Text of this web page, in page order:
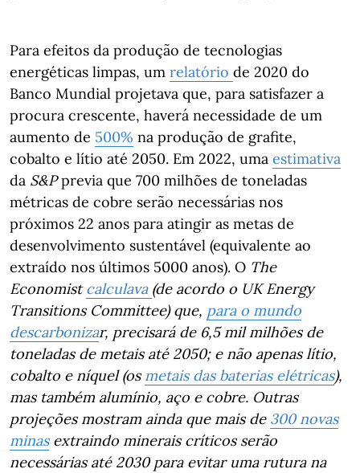
Para efeitos da produção de tecnologias
energéticas limpas, um relatório de 2020 do
Banco Mundial projetava que, para satisfazer a
procura crescente, haverá necessidade de um
aumento de 500% na produção de grafite,
cobalto e lítio até 2050. Em 2022, uma estimativa
da S&Pprevia que 700 milhões de toneladas
métricas de cobre serão necessárias nos
próximos 22 anos para atingir as metas de
desenvolvimento sustentável (equivalente ao
extraído nos últimos 5000 anos). O The
Economistcalculava (de acordo o UK Energy
Transitions Committee) que, para o mundo
descarbonizar, precisará de 6,5 mil milhões de
toneladas de metais até 2050; e não apenas lítio,
cobalto e níquel (os metais das baterias elétricas),
mas também alumínio, aço e cobre. Outras
projeções mostram ainda que mais de 300 novas
minasextraindo minerais críticos serão
necessárias até 2030 para evitar uma rutura na